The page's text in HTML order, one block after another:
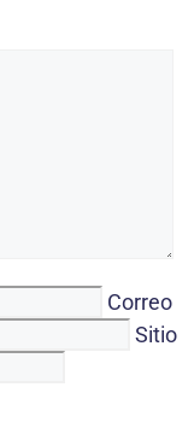
Correo
Sitio